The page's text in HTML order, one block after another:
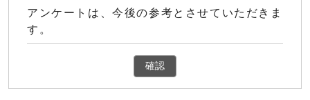
アンケートは、今後の参考とさせていただきま
す。
確認